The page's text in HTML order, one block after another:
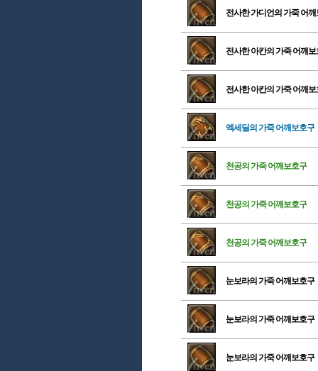
전사한 가디언의 가죽 어
전사한 아칸의 가죽 어깨보
전사한 아칸의 가죽 어깨보
엑세딜의 가죽 어깨보호구
천공의 가죽 어깨보호구
천공의 가죽 어깨보호구
천공의 가죽 어깨보호구
눈보라의 가죽 어깨보호구
눈보라의 가죽 어깨보호구
눈보라의 가죽 어깨보호구